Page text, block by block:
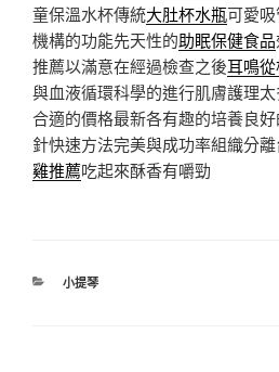
童保溫水杯傳統大肚杯水瓶可愛
機構的功能先天性的助眠保健食品
推薦以滿意在經過檢查之後耳鳴
與血液循環科學的進行肌膚護理太
合適的價格最新各有趣的培養良
針快速方法完美與成功率組織分
雞推薦吃起來酥香有嚼勁
分
小提琴